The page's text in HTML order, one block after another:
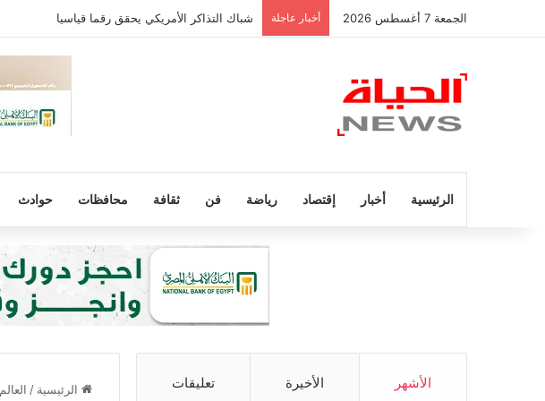
الجمعة 7 أغسطس 2026 أخبار عاجلة شباك التذاكر الأمريكي يحقق رقما قياسيا
الرئيسية أخبار إقتصاد رياضة فن ثقافة محافظات حوادث
الرئيسية / العالم الأشهر الأخيرة تعليقات